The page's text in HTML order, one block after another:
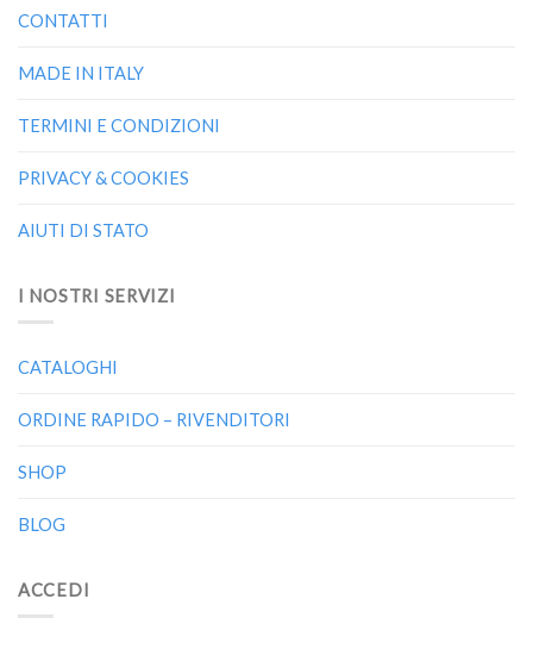
CONTATTI
MADE IN ITALY
TERMINI E CONDIZIONI
PRIVACY & COOKIES
AIUTI DI STATO
I NOSTRI SERVIZI
CATALOGHI
ORDINE RAPIDO – RIVENDITORI
SHOP
BLOG
ACCEDI